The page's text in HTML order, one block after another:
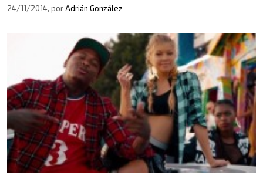
24/11/2014, porAdrián González